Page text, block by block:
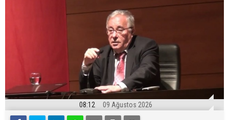
08:12 09 Ağustos 2026